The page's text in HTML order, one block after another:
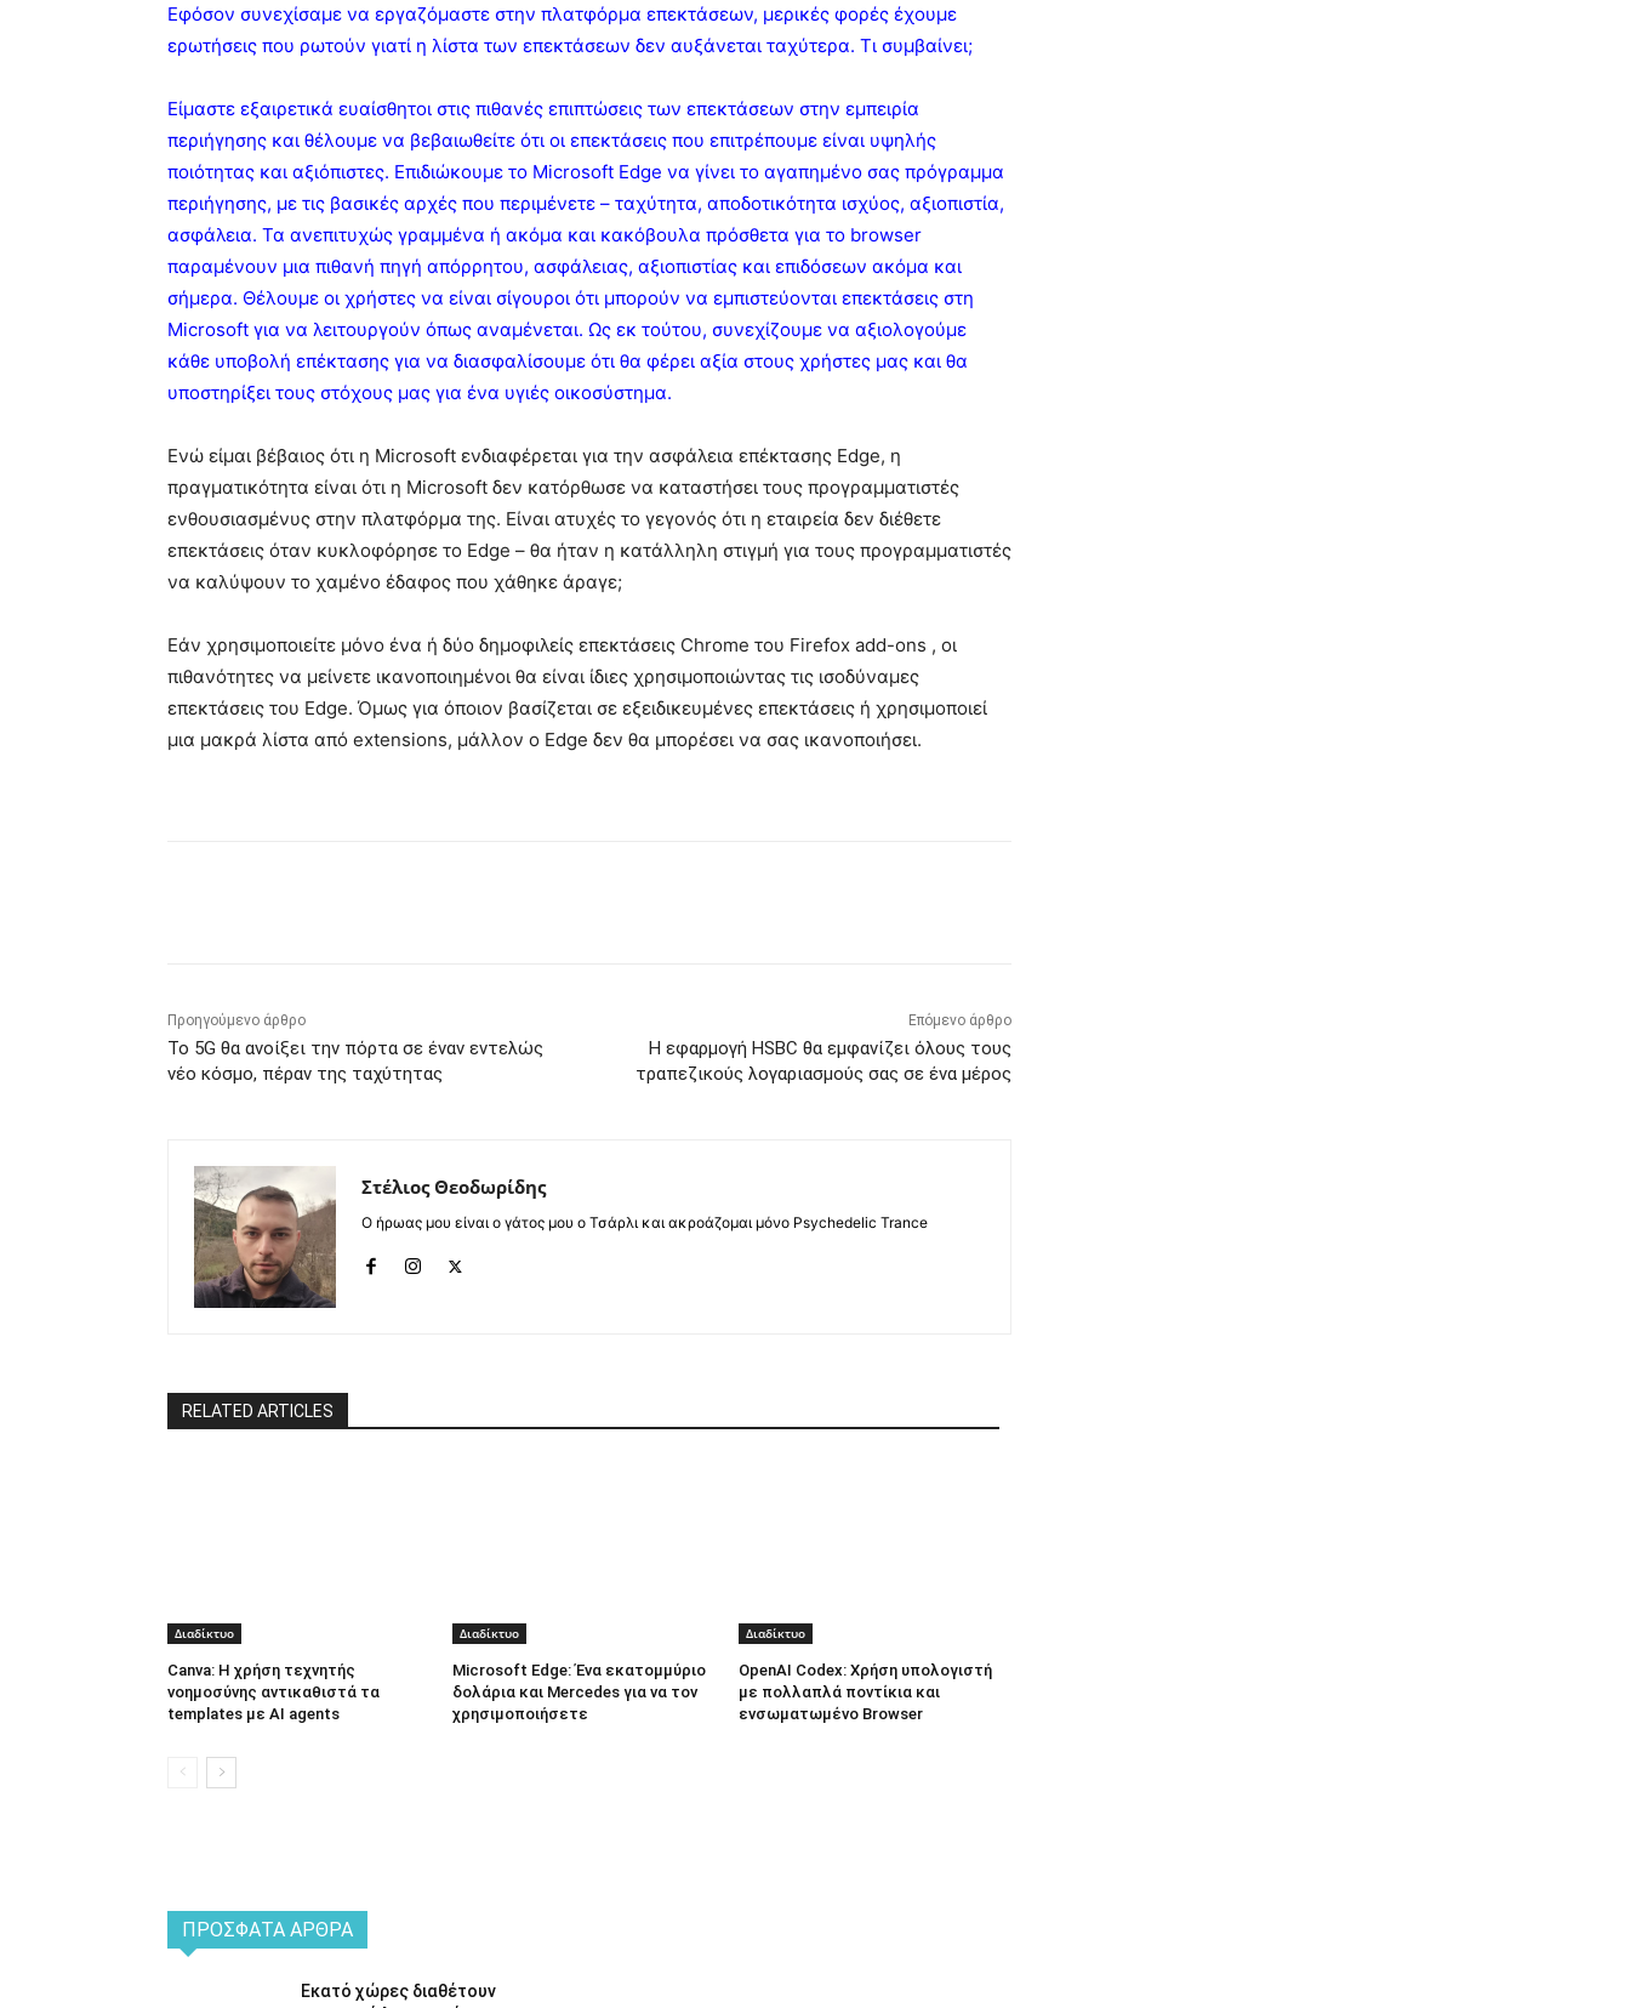
Εφόσον συνεχίσαμε να εργαζόμαστε στην πλατφόρμα επεκτάσεων, μερικές φορές έχουμε
ερωτήσεις που ρωτούν γιατί η λίστα των επεκτάσεων δεν αυξάνεται ταχύτερα. Τι συμβαίνει;
Είμαστε εξαιρετικά ευαίσθητοι στις πιθανές επιπτώσεις των επεκτάσεων στην εμπειρία
περιήγησης και θέλουμε να βεβαιωθείτε ότι οι επεκτάσεις που επιτρέπουμε είναι υψηλής
ποιότητας και αξιόπιστες. Επιδιώκουμε το Microsoft Edge να γίνει το αγαπημένο σας πρόγραμμα
περιήγησης, με τις βασικές αρχές που περιμένετε – ταχύτητα, αποδοτικότητα ισχύος, αξιοπιστία,
ασφάλεια. Τα ανεπιτυχώς γραμμένα ή ακόμα και κακόβουλα πρόσθετα για το browser
παραμένουν μια πιθανή πηγή απόρρητου, ασφάλειας, αξιοπιστίας και επιδόσεων ακόμα και
σήμερα. Θέλουμε οι χρήστες να είναι σίγουροι ότι μπορούν να εμπιστεύονται επεκτάσεις στη
Microsoft για να λειτουργούν όπως αναμένεται. Ως εκ τούτου, συνεχίζουμε να αξιολογούμε
κάθε υποβολή επέκτασης για να διασφαλίσουμε ότι θα φέρει αξία στους χρήστες μας και θα
υποστηρίξει τους στόχους μας για ένα υγιές οικοσύστημα.
Ενώ είμαι βέβαιος ότι η Microsoft ενδιαφέρεται για την ασφάλεια επέκτασης Edge, η
πραγματικότητα είναι ότι η Microsoft δεν κατόρθωσε να καταστήσει τους προγραμματιστές
ενθουσιασμένυς στην πλατφόρμα της. Είναι ατυχές το γεγονός ότι η εταιρεία δεν διέθετε
επεκτάσεις όταν κυκλοφόρησε το Edge – θα ήταν η κατάλληλη στιγμή για τους προγραμματιστές
να καλύψουν το χαμένο έδαφος που χάθηκε άραγε;
Εάν χρησιμοποιείτε μόνο ένα ή δύο δημοφιλείς επεκτάσεις Chrome του Firefox add-ons , οι
πιθανότητες να μείνετε ικανοποιημένοι θα είναι ίδιες χρησιμοποιώντας τις ισοδύναμες
επεκτάσεις του Edge. Όμως για όποιον βασίζεται σε εξειδικευμένες επεκτάσεις ή χρησιμοποιεί
μια μακρά λίστα από extensions, μάλλον ο Edge δεν θα μπορέσει να σας ικανοποιήσει.
Προηγούμενο άρθρο
Το 5G θα ανοίξει την πόρτα σε έναν εντελώς
νέο κόσμο, πέραν της ταχύτητας
Επόμενο άρθρο
Η εφαρμογή HSBC θα εμφανίζει όλους τους
τραπεζικούς λογαριασμούς σας σε ένα μέρος
Στέλιος Θεοδωρίδης
Ο ήρωας μου είναι ο γάτος μου ο Τσάρλι και ακροάζομαι μόνο Psychedelic Trance
RELATED ARTICLES
Διαδίκτυο
Canva: Η χρήση τεχνητής
νοημοσύνης αντικαθιστά τα
templates με AI agents
Διαδίκτυο
Microsoft Edge: Ένα εκατομμύριο
δολάρια και Mercedes για να τον
χρησιμοποιήσετε
Διαδίκτυο
OpenAI Codex: Χρήση υπολογιστή
με πολλαπλά ποντίκια και
ενσωματωμένο Browser
ΠΡΌΣΦΑΤΑ ΆΡΘΡΑ
Εκατό χώρες διαθέτουν